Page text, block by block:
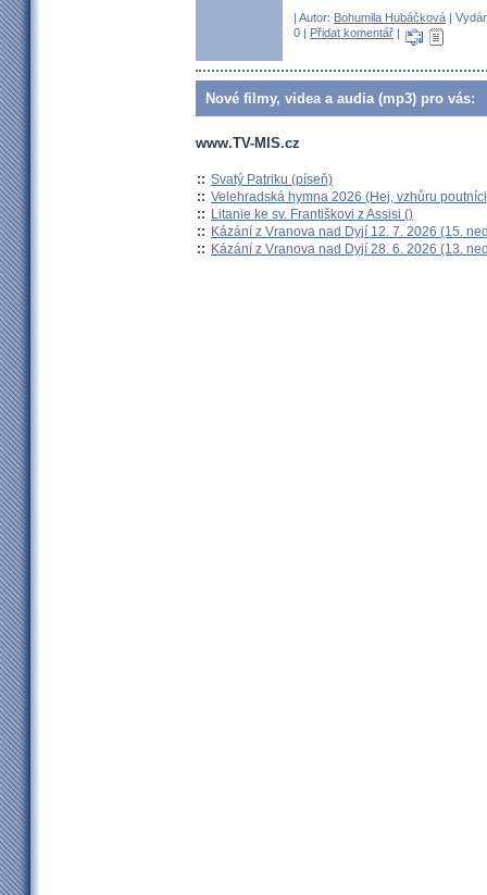
| Autor: Bohumila Hubáčková |
0 | Přidat komentář |
Nové filmy, videa a audia (mp3) pro vás:
www.TV-MIS.cz
:: Svatý Patriku (píseň)
:: Velehradská hymna 2026 (Hej, vzhůru
:: Litanie ke sv. Františkovi z Assisi ()
:: Kázání z Vranova nad Dyjí 12. 7. 2026 (15.
:: Kázání z Vranova nad Dyjí 28. 6. 2026 (13.